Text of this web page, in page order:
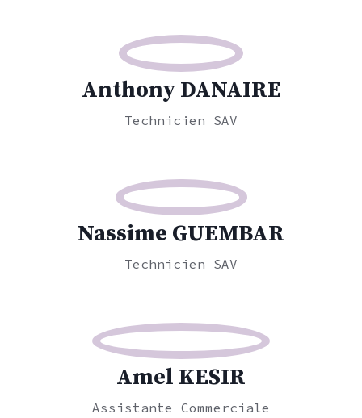
Anthony DANAIRE
Technicien SAV
Nassime GUEMBAR
Technicien SAV
Amel KESIR
Assistante Commerciale